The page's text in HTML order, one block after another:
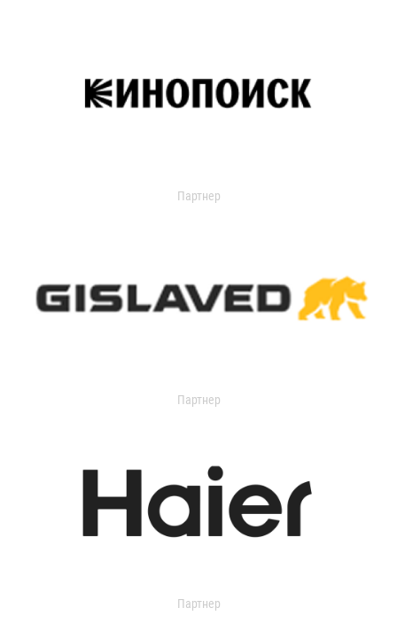
Партнер
Партнер
Партнер